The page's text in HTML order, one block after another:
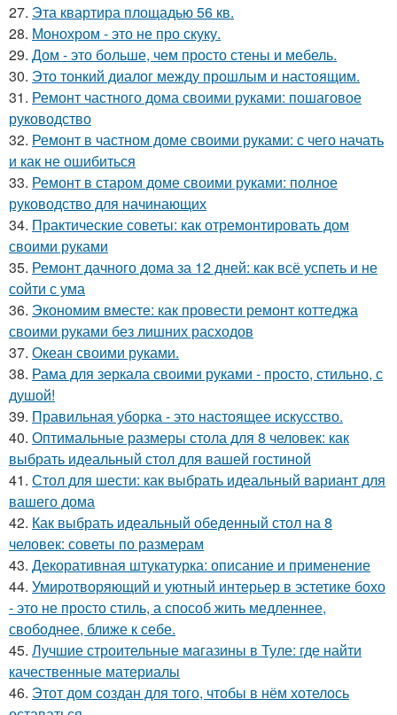
27. Эта квартира площадью 56 кв.
28. Монохром - это не про скуку.
29. Дом - это больше, чем просто стены и мебель.
30. Это тонкий диалог между прошлым и настоящим.
31. Ремонт частного дома своими руками: пошаговое
руководство
32. Ремонт в частном доме своими руками: с чего начать
и как не ошибиться
33. Ремонт в старом доме своими руками: полное
руководство для начинающих
34. Практические советы: как отремонтировать дом
своими руками
35. Ремонт дачного дома за 12 дней: как всё успеть и не
сойти с ума
36. Экономим вместе: как провести ремонт коттеджа
своими руками без лишних расходов
37. Океан своими руками.
38. Рама для зеркала своими руками - просто, стильно, с
душой!
39. Правильная уборка - это настоящее искусство.
40. Оптимальные размеры стола для 8 человек: как
выбрать идеальный стол для вашей гостиной
41. Стол для шести: как выбрать идеальный вариант для
вашего дома
42. Как выбрать идеальный обеденный стол на 8
человек: советы по размерам
43. Декоративная штукатурка: описание и применение
44. Умиротворяющий и уютный интерьер в эстетике бохо
- это не просто стиль, а способ жить медленнее,
свободнее, ближе к себе.
45. Лучшие строительные магазины в Туле: где найти
качественные материалы
46. Этот дом создан для того, чтобы в нём хотелось